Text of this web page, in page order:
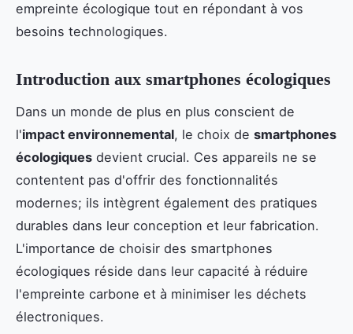
empreinte écologique tout en répondant à vos
besoins technologiques.
Introduction aux smartphones écologiques
Dans un monde de plus en plus conscient de
l'impact environnemental, le choix de smartphones
écologiques devient crucial. Ces appareils ne se
contentent pas d'offrir des fonctionnalités
modernes; ils intègrent également des pratiques
durables dans leur conception et leur fabrication.
L'importance de choisir des smartphones
écologiques réside dans leur capacité à réduire
l'empreinte carbone et à minimiser les déchets
électroniques.